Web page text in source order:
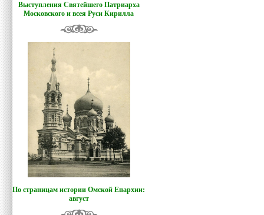
Выступления Святейшего Патриарха
Московского и всея Руси Кирилла
По страницам истории Омской Епархии:
август